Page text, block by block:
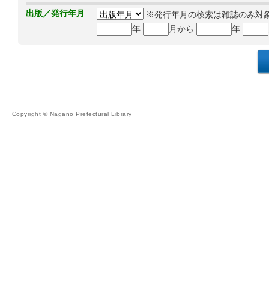
出版／発行年月
※発行年月の検索は雑誌のみ対
年
月から 年
Copyright © Nagano Prefectural Library